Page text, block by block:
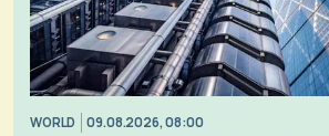
WORLD 09.08.2026, 08:00